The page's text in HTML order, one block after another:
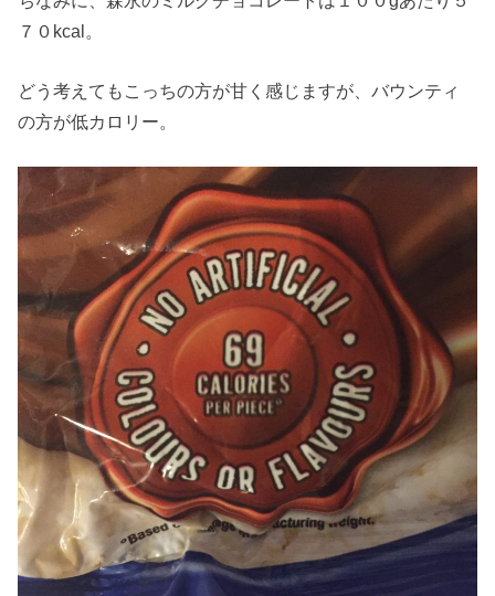
７０kcal。
どう考えてもこっちの方が甘く感じますが、バウンティ
の方が低カロリー。